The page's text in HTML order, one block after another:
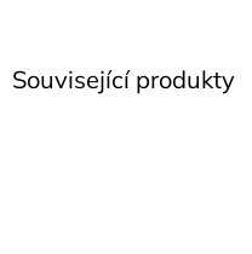
Související produkty